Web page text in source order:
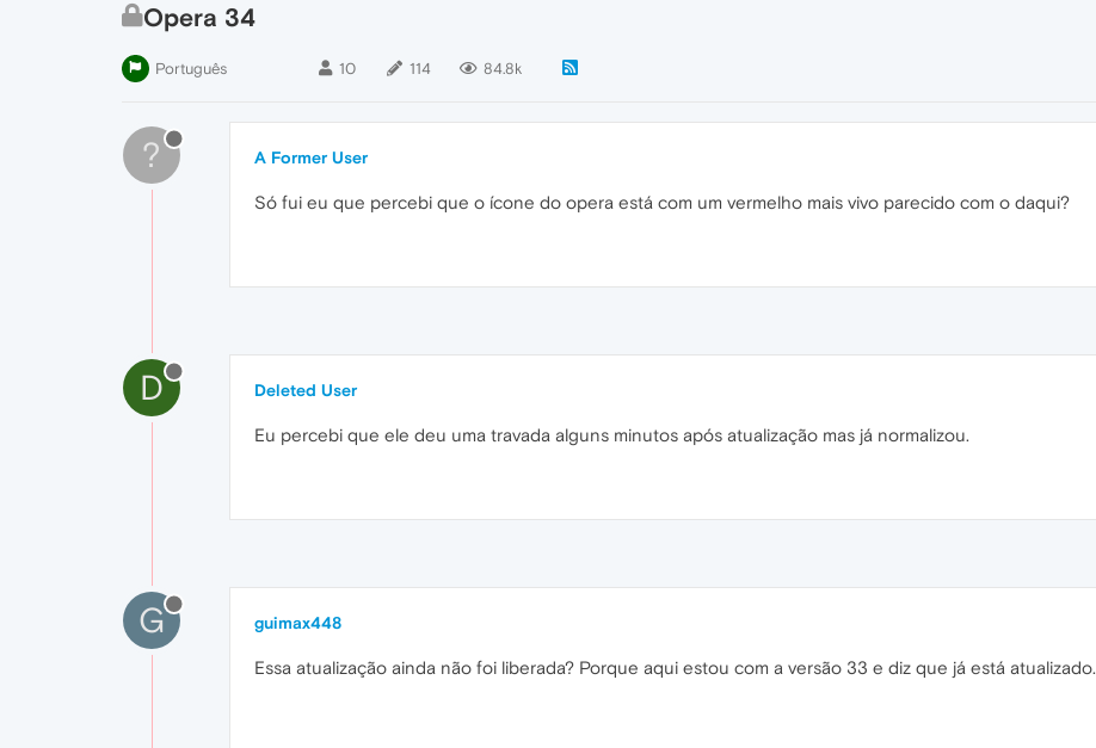
Opera 34
Português 10 114 84.8k
? A Former User
Só fui eu que percebi que o ícone do opera está com um vermelho mais vivo parecido com o daqui?
D Deleted User
Eu percebi que ele deu uma travada alguns minutos após atualização mas já normalizou.
G guimax448
Essa atualização ainda não foi liberada? Porque aqui estou com a versão 33 e diz que já está atualizado.